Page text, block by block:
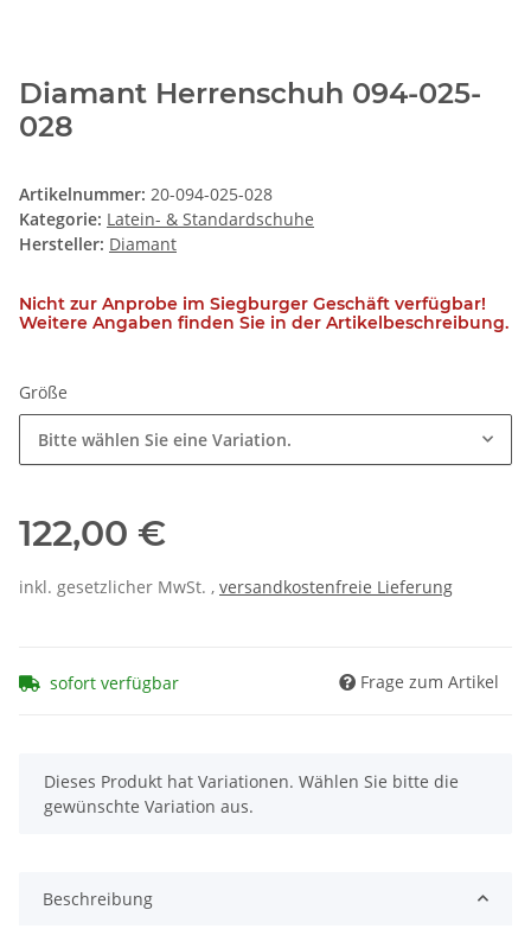
Diamant Herrenschuh 094-025-
028
Artikelnummer: 20-094-025-028
Kategorie: Latein- & Standardschuhe
Hersteller: Diamant
Nicht zur Anprobe im Siegburger Geschäft verfügbar!
Weitere Angaben finden Sie in der Artikelbeschreibung.
Größe
Bitte wählen Sie eine Variation.
122,00 €
inkl. gesetzlicher MwSt. , versandkostenfreie Lieferung
sofort verfügbar Frage zum Artikel
x
Dieses Produkt hat Variationen. Wählen Sie bitte die
gewünschte Variation aus.
Beschreibung